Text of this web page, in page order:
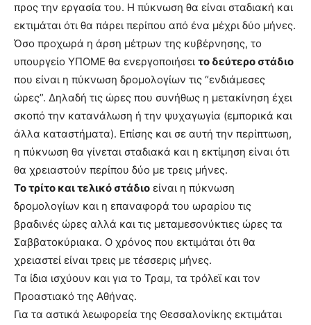
προς την εργασία του. Η πύκνωση θα είναι σταδιακή και
εκτιμάται ότι θα πάρει περίπου από ένα μέχρι δύο μήνες.
Όσο προχωρά η άρση μέτρων της κυβέρνησης, το
υπουργείο ΥΠΟΜΕ θα ενεργοποιήσει το δεύτερο στάδιο
που είναι η πύκνωση δρομολογίων τις “ενδιάμεσες
ώρες”. Δηλαδή τις ώρες που συνήθως η μετακίνηση έχει
σκοπό την κατανάλωση ή την ψυχαγωγία (εμπορικά και
άλλα καταστήματα). Επίσης και σε αυτή την περίπτωση,
η πύκνωση θα γίνεται σταδιακά και η εκτίμηση είναι ότι
θα χρειαστούν περίπου δύο με τρεις μήνες.
Το τρίτο και τελικό στάδιο είναι η πύκνωση
δρομολογίων και η επαναφορά του ωραρίου τις
βραδινές ώρες αλλά και τις μεταμεσονύκτιες ώρες τα
Σαββατοκύριακα. Ο χρόνος που εκτιμάται ότι θα
χρειαστεί είναι τρεις με τέσσερις μήνες.
Τα ίδια ισχύουν και για το Τραμ, τα τρόλεϊ και τον
Προαστιακό της Αθήνας.
Για τα αστικά λεωφορεία της Θεσσαλονίκης εκτιμάται